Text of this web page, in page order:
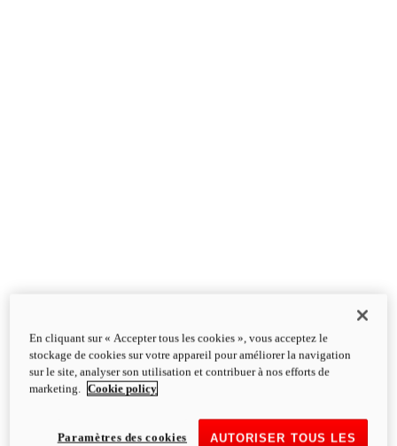
En cliquant sur « Accepter tous les cookies », vous acceptez le
stockage de cookies sur votre appareil pour améliorer la navigation
sur le site, analyser son utilisation et contribuer à nos efforts de
marketing.
Cookie policy
AUTORISER TOUS LES
Paramètres des cookies